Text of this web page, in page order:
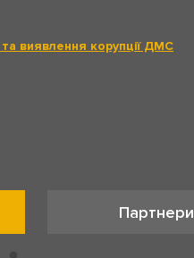
та виявлення корупції ДМС
Партнери